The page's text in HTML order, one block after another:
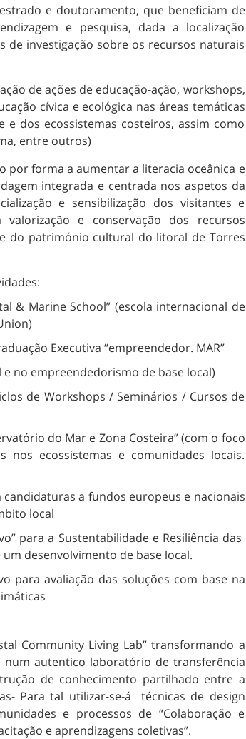
e doutoramento, que beneficiam de
e pesquisa, dada a localização
de investigação sobre os recursos naturais
de ações de educação-ação, workshops,
cívica e ecológica nas áreas temáticas
e dos ecossistemas costeiros, assim como
entre outros)
por forma a aumentar a literacia oceânica e
integrada e centrada nos aspetos da
e sensibilização dos visitantes e
e conservação dos recursos
do património cultural do litoral de Torres
Marine School” (escola internacional de
Executiva “empreendedor. MAR”
no empreendedorismo de base local)
de Workshops / Seminários / Cursos de
do Mar e Zona Costeira” (com o foco
nos ecossistemas e comunidades locais.
a fundos europeus e nacionais
local
a Sustentabilidade e Resiliência das
desenvolvimento de base local.
avaliação das soluções com base na
Community Living Lab” transformando a
autentico laboratório de transferência
de conhecimento partilhado entre a
Para tal utilizar-se-á técnicas de design
e processos de “Colaboração e
e aprendizagens coletivas”.